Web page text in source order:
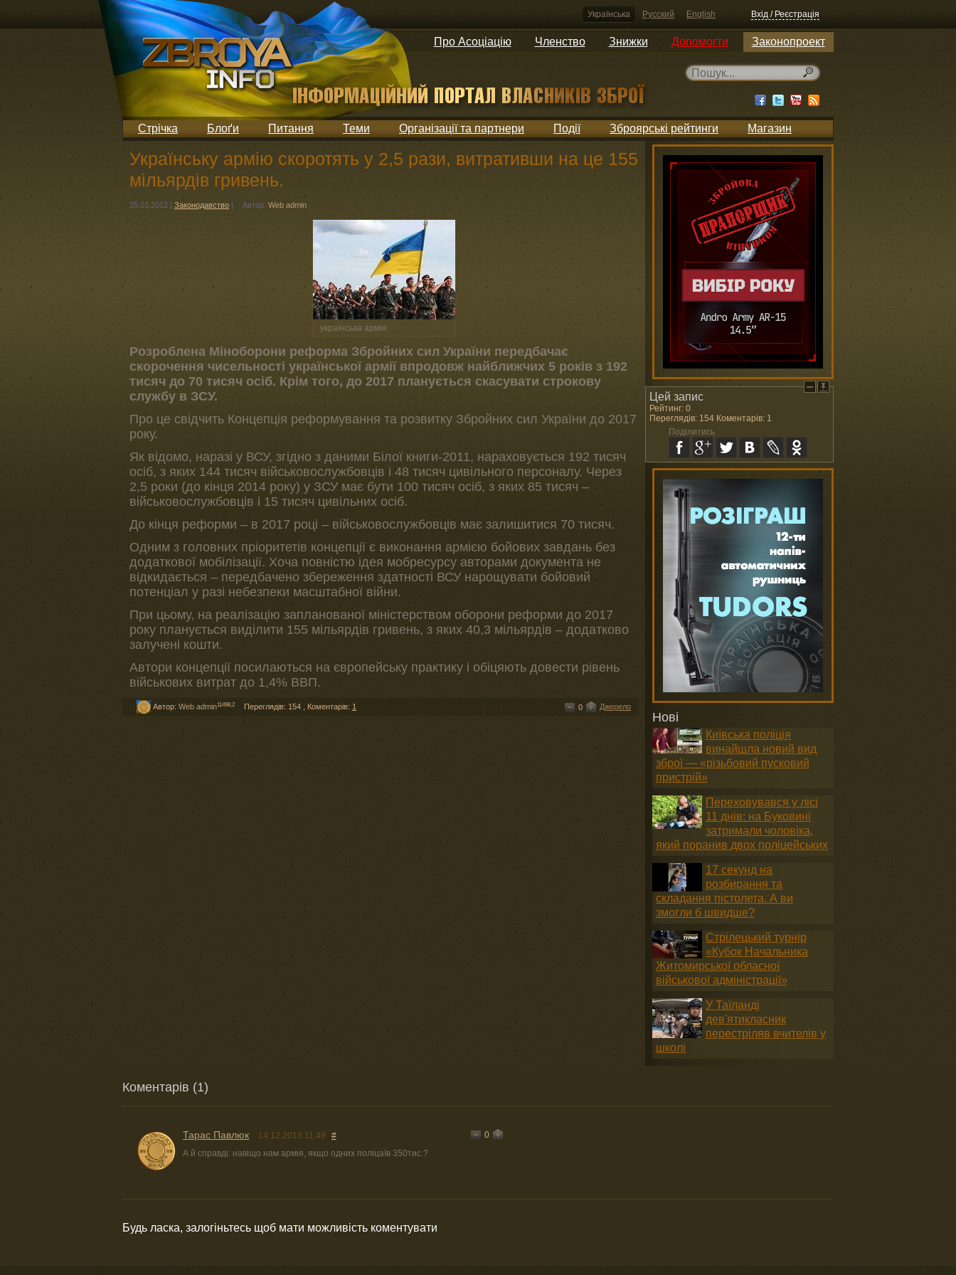
Українська Русский English Вхід / Реєстрація
Про Асоціацію Членство Знижки Допомогти Законопроект
Стрічка Блоґи Питання Теми Організації та партнери Події Зброярські рейтинги Магазин
Українську армію скоротять у 2,5 рази, витративши на це 155
мільярдів гривень.
25.03.2012 | Законодавство | Автор: Web admin
українська армія
Розроблена Міноборони реформа Збройних сил України передбачає
скорочення чисельності української армії впродовж найближчих 5 років з 192
тисяч до 70 тисяч осіб. Крім того, до 2017 планується скасувати строкову
службу в ЗСУ.
Про це свідчить Концепція реформування та розвитку Збройних сил України до 2017
року.
Як відомо, наразі у ВСУ, згідно з даними Білої книги-2011, нараховується 192 тисяч
осіб, з яких 144 тисяч військовослужбовців і 48 тисяч цивільного персоналу. Через
2,5 роки (до кінця 2014 року) у ЗСУ має бути 100 тисяч осіб, з яких 85 тисяч –
військовослужбовців і 15 тисяч цивільних осіб.
До кінця реформи – в 2017 році – військовослужбовців має залишитися 70 тисяч.
Одним з головних пріоритетів концепції є виконання армією бойових завдань без
додаткової мобілізації. Хоча повністю ідея мобресурсу авторами документа не
відкидається – передбачено збереження здатності ВСУ нарощувати бойовий
потенціал у разі небезпеки масштабної війни.
При цьому, на реалізацію запланованої міністерством оборони реформи до 2017
року планується виділити 155 мільярдів гривень, з яких 40,3 мільярдів – додатково
залучені кошти.
Автори концепції посилаються на європейську практику і обіцяють довести рівень
військових витрат до 1,4% ВВП.
Автор: Web admin11498,2 Переглядів: 154 Коментарів: 1 Джерело
0
Нові
Київська поліція
винайшла новий вид
зброї — «різьбовий пусковий
пристрій»
Переховувався у лісі
11 днів: на Буковині
затримали чоловіка,
який поранив двох поліцейських
17 секунд на
розбирання та
складання пістолета. А ви
змогли б швидше?
Стрілецький турнір
«Кубок Начальника
Житомирської обласної
військової адміністрації»
У Таїланді
дев'ятикласник
перестріляв вчителів у
школі
Цей запис
Рейтинг: 0
Переглядів: 154 Коментарів: 1
Поділитись
Коментарів (1)
Тарас Павлюк 14.12.2013 11:49 #
0
А й справді: навіщо нам армія, якщо одних поліцаїв 350тис.?
Будь ласка, залогіньтесь щоб мати можливість коментувати